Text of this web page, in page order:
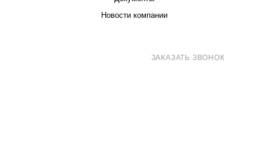
Новости компании
ЗАКАЗАТЬ ЗВОНОК